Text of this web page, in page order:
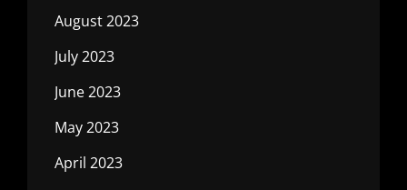
August 2023
July 2023
June 2023
May 2023
April 2023